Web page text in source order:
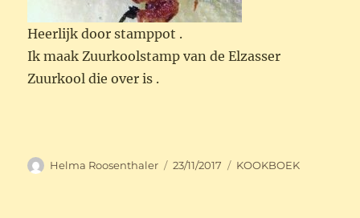
Heerlijk door stamppot .
Ik maak Zuurkoolstamp van de Elzasser
Zuurkool die over is .
Auteur
Helma Roosenthaler
Geplaatst
23/11/2017 Categorieën
KOOKBOEK